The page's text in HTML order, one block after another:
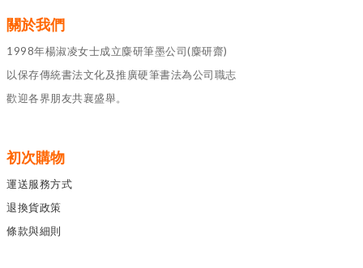
關於我們
1998年楊淑凌女士成立麋研筆墨公司(麋研齋)
以保存傳統書法文化及推廣硬筆書法為公司職志
歡迎各界朋友共襄盛舉。
初次購物
運送服務方式
退換貨政策
條款與細則